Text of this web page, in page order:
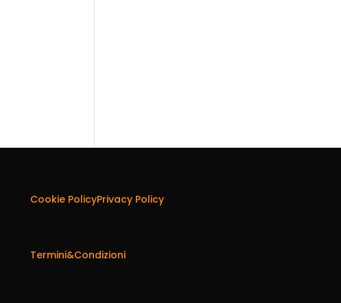
Cookie PolicyPrivacy Policy
Termini&Condizioni